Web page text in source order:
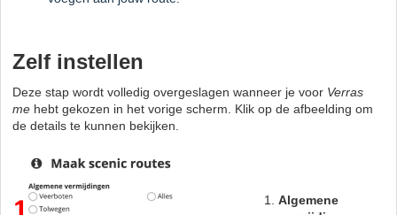
Zelf instellen
Deze stap wordt volledig overgeslagen wanneer je voor Verras
me hebt gekozen in het vorige scherm. Klik op de afbeelding om
de details te kunnen bekijken.
Algemene